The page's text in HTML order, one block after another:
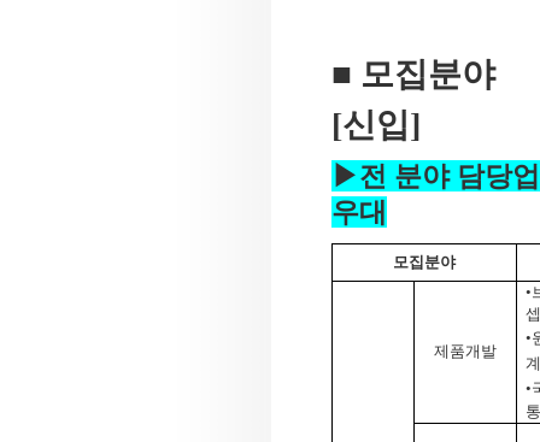
■ 모집분야
[신입]
▶전 분야 담당
우대
모집분야
제품개발
•
•
계
•